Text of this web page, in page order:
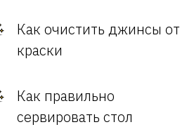
Как очистить джинсы от
краски
Как правильно
сервировать стол